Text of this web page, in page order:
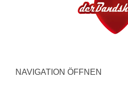
NAVIGATION ÖFFNEN